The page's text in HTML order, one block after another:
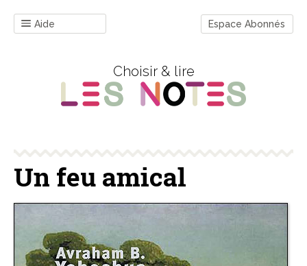
Aide Espace Abonnés
Choisir & lire
Un feu amical